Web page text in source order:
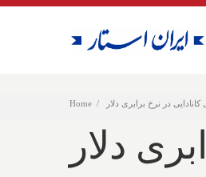
Home در نرخ برابری دلار
دلار